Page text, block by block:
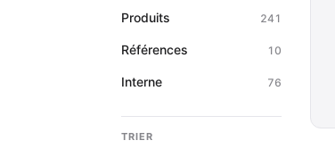
Produits 241
Références 10
Interne 76
TRIER